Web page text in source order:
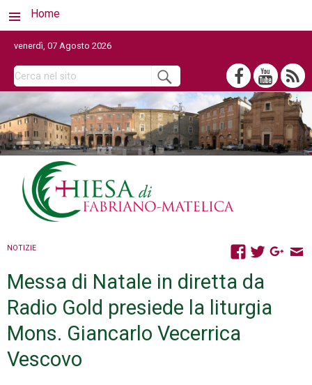
Home
venerdì, 07 Agosto 2026
NOTIZIE
Messa di Natale in diretta da
Radio Gold presiede la liturgia
Mons. Giancarlo Vecerrica
Vescovo